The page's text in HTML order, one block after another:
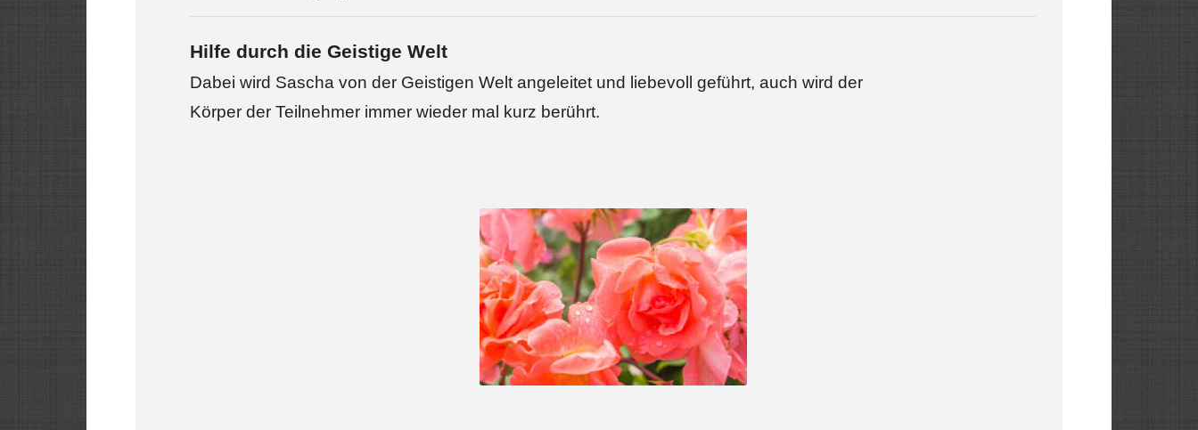
Hilfe durch die Geistige Welt
Dabei wird Sascha von der Geistigen Welt angeleitet und liebevoll geführt, auch wird der
Körper der Teilnehmer immer wieder mal kurz berührt.